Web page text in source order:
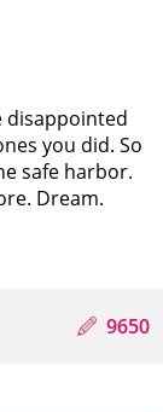
disappointed
you did. So
safe harbor.
Dream.
9650